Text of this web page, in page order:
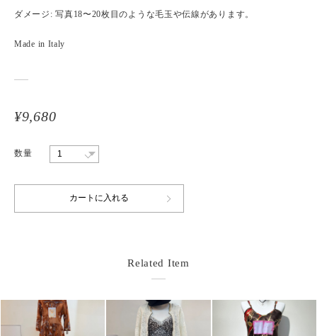
ダメージ: 写真18〜20枚目のような毛玉や伝線があります。
Made in Italy
¥9,680
数量
Related Item